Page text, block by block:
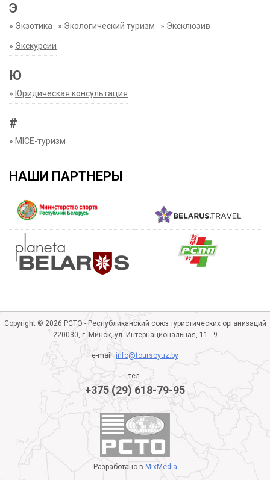
Э
» Экзотика » Экологический туризм » Эксклюзив
» Экскурсии
Ю
» Юридическая консультация
#
» MICE-туризм
НАШИ ПАРТНЕРЫ
Copyright © 2026 РСТО - Республиканский союз туристических организаций
220030, г. Минск, ул. Интернациональная, 11 - 9
e-mail:info@toursoyuz.by
тел.
+375 (29) 618-79-95
Разработано в MixMedia